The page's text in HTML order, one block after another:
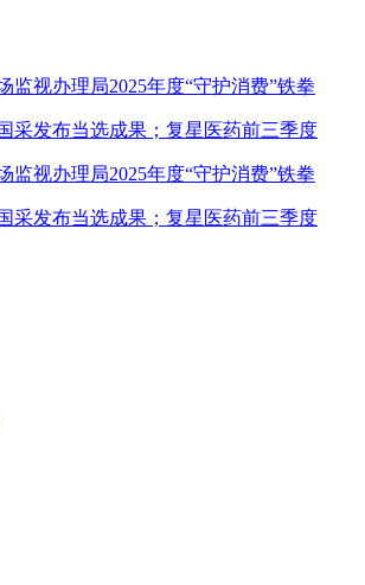
监视办理局2025年度“守护消费”铁拳
采发布当选成果；复星医药前三季度
监视办理局2025年度“守护消费”铁拳
采发布当选成果；复星医药前三季度